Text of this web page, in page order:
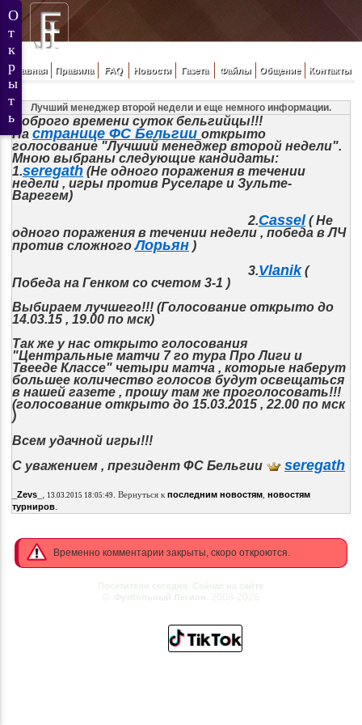
Главная Правила FAQ Новости Газета Файлы Общение Контакты
Лучший менеджер второй недели и еще немного информации.
Доброго времени суток бельгийцы!!!
На странице ФС Бельгии открыто
голосование "Лучший менеджер второй недели".
Мною выбраны следующие кандидаты:
1.seregath(Не одного поражения в течении
недели , игры против Руселаре и Зульте-
Варегем)
2.Cassel( Не
одного поражения в течении недели , победа в ЛЧ
против сложногоЛорьян)
3.Vlanik(
Победа на Генком со счетом 3-1 )
Выбираем лучшего!!! (Голосование открыто до
14.03.15 , 19.00 по мск)
Так же у нас открыто голосования
"Центральные матчи 7 го тура Про Лиги и
Твееде Классе" четыри матча , которые наберут
большее количество голосов будут освещаться
в нашей газете , прошу там же проголосовать!!!
(голосование открыто до 15.03.2015 , 22.00 по мск
)
Всем удачной игры!!!
С уважением , президент ФС Бельгии
seregath
_Zevs_ , 13.03.2015 18:05:49. Вернуться к последним новостям, новостям
турниров.
Временно комментарии закрыты, скоро откроются.